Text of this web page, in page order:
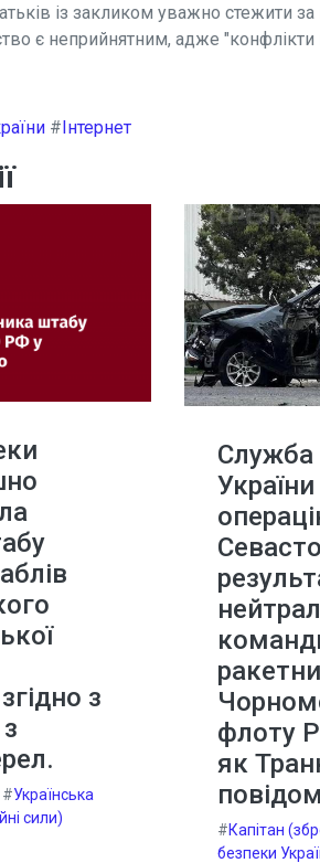
із закликом уважно стежити
є неприйнятним, адже "конфлікти
#Інтернет
з
#Українська
сили)
Служба
флоту
як
#Капітан
безпеки